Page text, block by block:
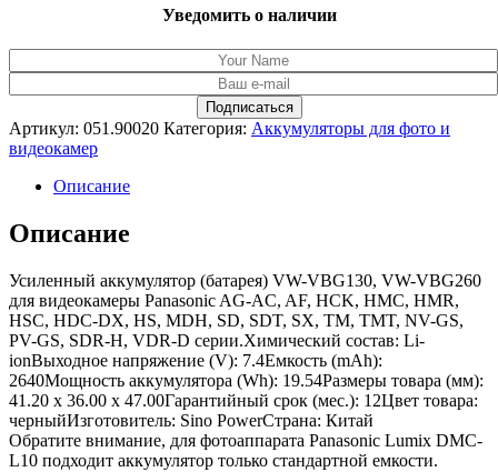
Уведомить о наличии
Артикул: 051.90020 Категория: Аккумуляторы для фото и
видеокамер
Описание
Описание
Усиленный аккумулятор (батарея) VW-VBG130, VW-VBG260
для видеокамеры Panasonic AG-AC, AF, HCK, HMC, HMR,
HSC, HDC-DX, HS, MDH, SD, SDT, SX, TM, TMT, NV-GS,
PV-GS, SDR-H, VDR-D серии.Химический состав: Li-
ionВыходное напряжение (V): 7.4Емкость (mAh):
2640Мощность аккумулятора (Wh): 19.54Размеры товара (мм):
41.20 x 36.00 x 47.00Гарантийный срок (мес.): 12Цвет товара:
черныйИзготовитель: Sino PowerСтрана: Китай
Обратите внимание, для фотоаппарата Panasonic Lumix DMC-
L10 подходит аккумулятор только стандартной емкости.